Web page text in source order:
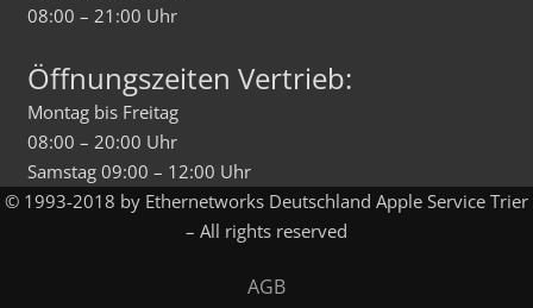
08:00 – 21:00 Uhr
Öffnungszeiten Vertrieb:
Montag bis Freitag
08:00 – 20:00 Uhr
Samstag 09:00 – 12:00 Uhr
© 1993-2018 by Ethernetworks Deutschland Apple Service Trier
– All rights reserved
AGB